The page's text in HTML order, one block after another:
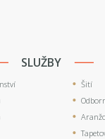
SLUŽBY
Šití